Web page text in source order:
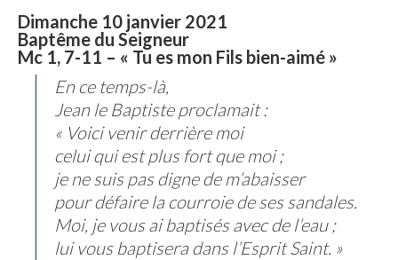
Dimanche 10 janvier 2021
Baptême du Seigneur
Mc 1, 7-11 – « Tu es mon Fils bien-aimé »
En ce temps-là,
Jean le Baptiste proclamait :
« Voici venir derrière moi
celui qui est plus fort que moi ;
je ne suis pas digne de m’abaisser
pour défaire la courroie de ses sandales.
Moi, je vous ai baptisés avec de l’eau ;
lui vous baptisera dans l’Esprit Saint. »